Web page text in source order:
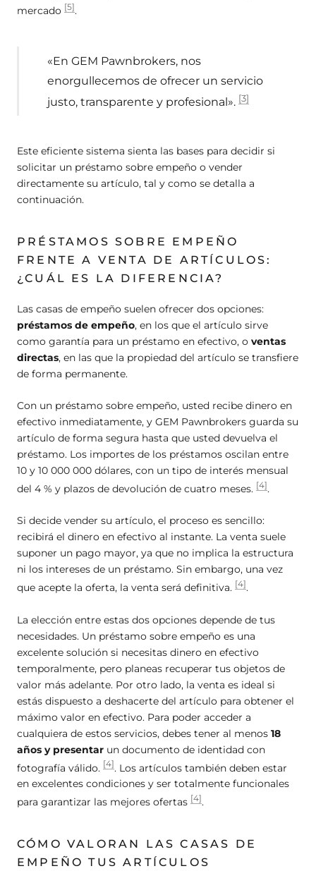
mercado [5].
«En GEM Pawnbrokers, nos
enorgullecemos de ofrecer un servicio
justo, transparente y profesional». [3]
Este eficiente sistema sienta las bases para decidir si
solicitar un préstamo sobre empeño o vender
directamente su artículo, tal y como se detalla a
continuación.
PRÉSTAMOS SOBRE EMPEÑO
FRENTE A VENTA DE ARTÍCULOS:
¿CUÁL ES LA DIFERENCIA?
Las casas de empeño suelen ofrecer dos opciones:
préstamos de empeño, en los que el artículo sirve
como garantía para un préstamo en efectivo, o ventas
directas, en las que la propiedad del artículo se transfiere
de forma permanente.
Con un préstamo sobre empeño, usted recibe dinero en
efectivo inmediatamente, y GEM Pawnbrokers guarda su
artículo de forma segura hasta que usted devuelva el
préstamo. Los importes de los préstamos oscilan entre
10 y 10 000 000 dólares, con un tipo de interés mensual
del 4 % y plazos de devolución de cuatro meses. [4].
Si decide vender su artículo, el proceso es sencillo:
recibirá el dinero en efectivo al instante. La venta suele
suponer un pago mayor, ya que no implica la estructura
ni los intereses de un préstamo. Sin embargo, una vez
que acepte la oferta, la venta será definitiva. [4].
La elección entre estas dos opciones depende de tus
necesidades. Un préstamo sobre empeño es una
excelente solución si necesitas dinero en efectivo
temporalmente, pero planeas recuperar tus objetos de
valor más adelante. Por otro lado, la venta es ideal si
estás dispuesto a deshacerte del artículo para obtener el
máximo valor en efectivo. Para poder acceder a
cualquiera de estos servicios, debes tener al menos 18
años y presentar un documento de identidad con
fotografía válido. [4] . Los artículos también deben estar
en excelentes condiciones y ser totalmente funcionales
para garantizar las mejores ofertas [4].
CÓMO VALORAN LAS CASAS DE
EMPEÑO TUS ARTÍCULOS